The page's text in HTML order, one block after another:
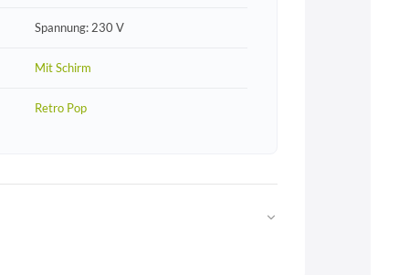
Spannung: 230 V
Mit Schirm
Retro Pop